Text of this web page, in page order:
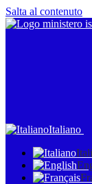
Salta al contenuto
Italiano